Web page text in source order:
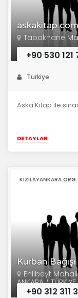
Tabakhane
+90 530 121
Türkiye
Aska Kitap ile
DETAYLAR
Kurban
Ehlibeyt
ANKARA / TÜRKİYE
+90 312 311